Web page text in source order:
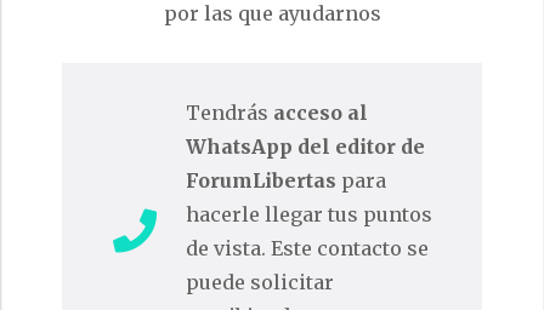
por las que ayudarnos
Tendrás acceso al
WhatsApp del editor de
ForumLibertas para
hacerle llegar tus puntos
de vista. Este contacto se
puede solicitar